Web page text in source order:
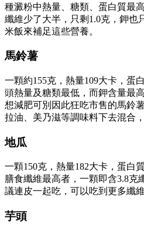
種澱粉中熱量、糖類、蛋白質最
纖維少了大半，只剩1.0克，鉀也
米飯來補足這些營養。
馬鈴薯
一顆約155克，熱量109大卡，蛋
頭熱量及糖類最低，而鉀含量最
想減肥可別因此狂吃市售的馬鈴
拉油、美乃滋等調味料下去混合
地瓜
一顆150克，熱量182大卡，蛋白
膳食纖維最高者，一顆即含3.8克
議連皮一起吃，可以吃到更多纖維
芋頭